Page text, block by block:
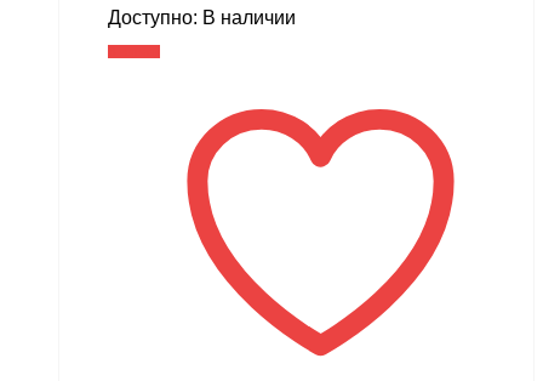
цена
Доступно: В наличии